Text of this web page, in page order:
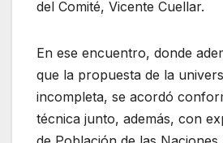
del Comité, Vicente Cuellar.
En ese encuentro, donde
que la propuesta de la
incompleta, se acordó
técnica junto, además, con